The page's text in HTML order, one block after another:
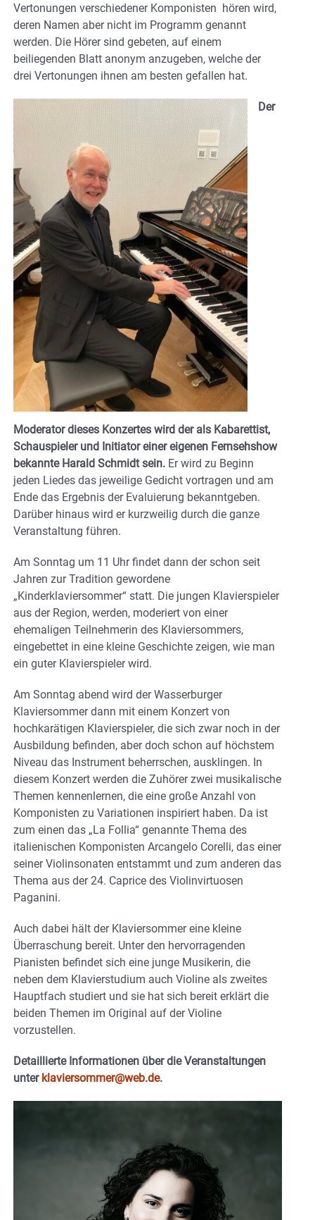
Vertonungen verschiedener Komponisten hören wird,
deren Namen aber nicht im Programm genannt
werden. Die Hörer sind gebeten, auf einem
beiliegenden Blatt anonym anzugeben, welche der
drei Vertonungen ihnen am besten gefallen hat.
Der
Moderator dieses Konzertes wird der als Kabarettist,
Schauspieler und Initiator einer eigenen Fernsehshow
bekannte Harald Schmidt sein. Er wird zu Beginn
jeden Liedes das jeweilige Gedicht vortragen und am
Ende das Ergebnis der Evaluierung bekanntgeben.
Darüber hinaus wird er kurzweilig durch die ganze
Veranstaltung führen.
Am Sonntag um 11 Uhr findet dann der schon seit
Jahren zur Tradition gewordene
„Kinderklaviersommer“ statt. Die jungen Klavierspieler
aus der Region, werden, moderiert von einer
ehemaligen Teilnehmerin des Klaviersommers,
eingebettet in eine kleine Geschichte zeigen, wie man
ein guter Klavierspieler wird.
Am Sonntag abend wird der Wasserburger
Klaviersommer dann mit einem Konzert von
hochkarätigen Klavierspieler, die sich zwar noch in der
Ausbildung befinden, aber doch schon auf höchstem
Niveau das Instrument beherrschen, ausklingen. In
diesem Konzert werden die Zuhörer zwei musikalische
Themen kennenlernen, die eine große Anzahl von
Komponisten zu Variationen inspiriert haben. Da ist
zum einen das „La Follia“ genannte Thema des
italienischen Komponisten Arcangelo Corelli, das einer
seiner Violinsonaten entstammt und zum anderen das
Thema aus der 24. Caprice des Violinvirtuosen
Paganini.
Auch dabei hält der Klaviersommer eine kleine
Überraschung bereit. Unter den hervorragenden
Pianisten befindet sich eine junge Musikerin, die
neben dem Klavierstudium auch Violine als zweites
Hauptfach studiert und sie hat sich bereit erklärt die
beiden Themen im Original auf der Violine
vorzustellen.
Detaillierte Informationen über die Veranstaltungen
unter klaviersommer@web.de.